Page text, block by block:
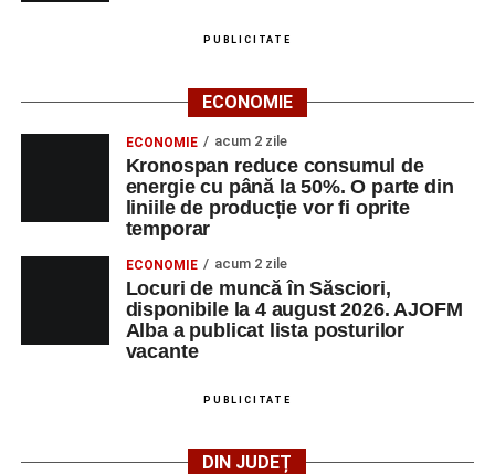
Urmărește-ne pe Google News
Ultimele știri din Sebeș
Duminică, 23 august 2026, Râpa Roșie găzduiește
cea de-a III-a ediție a concursului „CicloAventurier
de Sebeș”
Primul concert din cadrul String Symphonic Camp
2026 a adus emoție și aplauze la Sebeș
Măcinic pot fi admirate la Primăria Sebeș
PUBLICITATE
ECONOMIE
ECONOMIE acum 2 zile
Kronospan reduce consumul de
energie cu până la 50%. O parte din
liniile de producție vor fi oprite
temporar
ECONOMIE acum 2 zile
Locuri de muncă în Săsciori,
disponibile la 4 august 2026. AJOFM
Alba a publicat lista posturilor
vacante
PUBLICITATE
DIN JUDEȚ